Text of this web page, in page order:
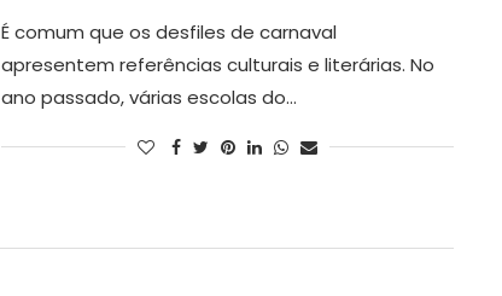
É comum que os desfiles de carnaval
apresentem referências culturais e literárias. No
ano passado, várias escolas do…